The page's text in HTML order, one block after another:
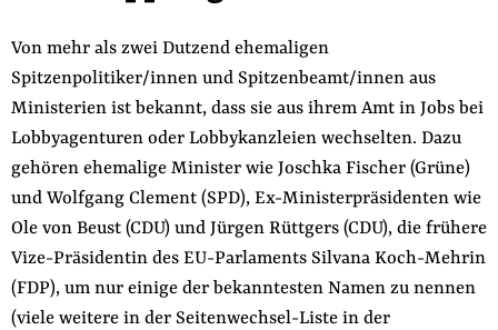
Von mehr als zwei Dutzend ehemaligen
Spitzenpolitiker/innen und Spitzenbeamt/innen aus
Ministerien ist bekannt, dass sie aus ihrem Amt in Jobs bei
Lobbyagenturen oder Lobbykanzleien wechselten. Dazu
gehören ehemalige Minister wie Joschka Fischer (Grüne)
und Wolfgang Clement (SPD), Ex-Ministerpräsidenten wie
Ole von Beust (CDU) und Jürgen Rüttgers (CDU), die frühere
Vize-Präsidentin des EU-Parlaments Silvana Koch-Mehrin
(FDP), um nur einige der bekanntesten Namen zu nennen
(viele weitere in der Seitenwechsel-Liste in der